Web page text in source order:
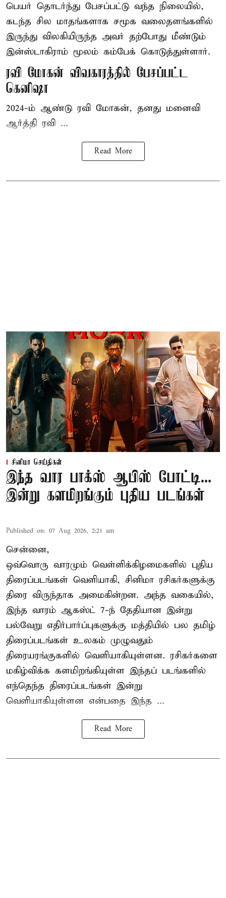
பெயர் தொடர்ந்து பேசப்பட்டு வந்த நிலையில்,
கடந்த சில மாதங்களாக சமூக வலைதளங்களில்
இருந்து விலகியிருந்த அவர் தற்போது மீண்டும்
இன்ஸ்டாகிராம் மூலம் கம்பேக் கொடுத்துள்ளார்.
ரவி மோகன் விவகாரத்தில் பேசப்பட்ட
கெனிஷா
2024-ம் ஆண்டு ரவி மோகன், தனது மனைவி
ஆர்த்தி ரவி ...
Read More
சினிமா செய்திகள்
இந்த வார பாக்ஸ் ஆபிஸ் போட்டி...
இன்று களமிறங்கும் புதிய படங்கள்
Published on: 07 Aug 2026, 2:21 am
சென்னை,
ஒவ்வொரு வாரமும் வெள்ளிக்கிழமைகளில் புதிய
திரைப்படங்கள் வெளியாகி, சினிமா ரசிகர்களுக்கு
திரை விருந்தாக அமைகின்றன. அந்த வகையில்,
இந்த வாரம் ஆகஸ்ட் 7-ந் தேதியான இன்று
பல்வேறு எதிர்பார்ப்புகளுக்கு மத்தியில் பல தமிழ்
திரைப்படங்கள் உலகம் முழுவதும்
திரையரங்குகளில் வெளியாகியுள்ளன. ரசிகர்களை
மகிழ்விக்க களமிறங்கியுள்ள இந்தப் படங்களில்
எந்தெந்த திரைப்படங்கள் இன்று
வெளியாகியுள்ளன என்பதை இந்த ...
Read More